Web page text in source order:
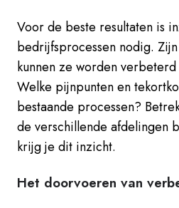
Voor de beste resultaten is
bedrijfsprocessen nodig.
kunnen ze worden
Welke pijnpunten en
bestaande processen?
de verschillende afdelingen
krijg je dit inzicht.
Het doorvoeren van